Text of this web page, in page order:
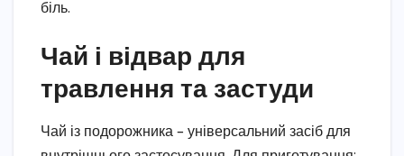
біль.
Чай і відвар для
травлення та застуди
Чай із подорожника – універсальний засіб для